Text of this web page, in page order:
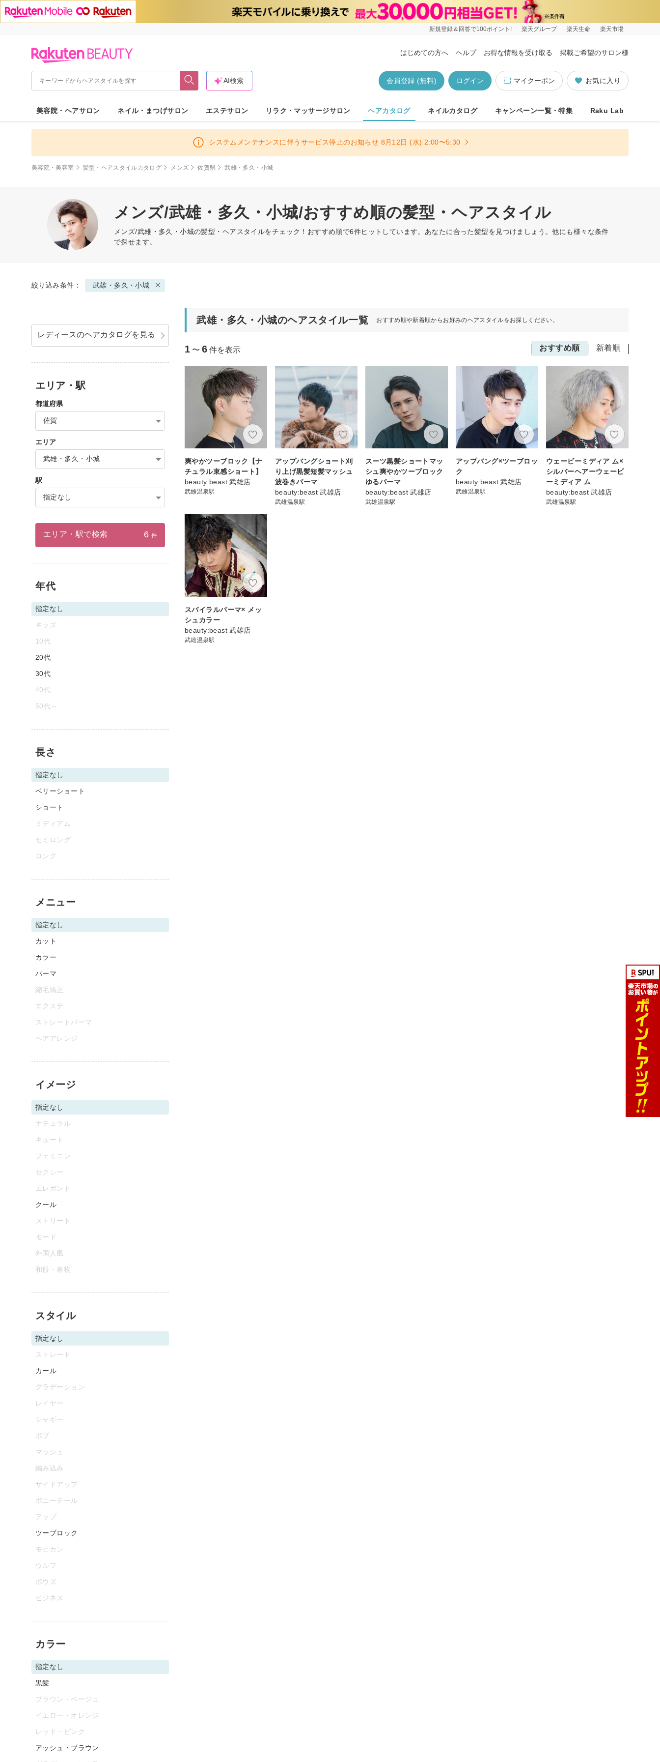
新規登録＆回答で100ポイント! 楽天グループ 楽天生命 楽天市場
はじめての方へ ヘルプ お得な情報を受け取る 掲載ご希望のサロン様
お気に入り
マイクーポン
ログイン
会員登録 (無料)
AI検索
美容院・ヘアサロン ネイル・まつげサロン エステサロン リラク・マッサージサロン ヘアカタログ ネイルカタログ キャンペーン一覧・特集 Raku Lab
システムメンテナンスに伴うサービス停止のお知らせ 8月12日 (水) 2:00〜5:30
美容院・美容室 髪型・ヘアスタイルカタログ メンズ 佐賀県 武雄・多久・小城
メンズ/武雄・多久・小城/おすすめ順の髪型・ヘアスタイル
メンズ/武雄・多久・小城の髪型・ヘアスタイルをチェック！おすすめ順で6件ヒットしています。あなたに合った髪型を見つけましょう。他にも様々な条件
で探せます。
絞り込み条件： 武雄・多久・小城
武雄・多久・小城のヘアスタイル一覧 おすすめ順や新着順からお好みのヘアスタイルをお探しください。
おすすめ順 新着順
1 〜 6 件を表示
爽やかツーブロック【ナ
チュラル束感ショート】
beauty:beast 武雄店
武雄温泉駅
アップバングショート刈
り上げ黒髪短髪マッシュ
波巻きパーマ
beauty:beast 武雄店
武雄温泉駅
スーツ黒髪ショートマッ
シュ爽やかツーブロック
ゆるパーマ
beauty:beast 武雄店
武雄温泉駅
アップバング×ツーブロッ
ク
beauty:beast 武雄店
武雄温泉駅
ウェービーミディア ム×
シルバーヘアーウェービ
ーミディア ム
beauty:beast 武雄店
武雄温泉駅
スパイラルパーマ× メッ
シュカラー
beauty:beast 武雄店
武雄温泉駅
レディースのヘアカタログを見る
エリア・駅
都道府県
佐賀
エリア
武雄・多久・小城
駅
指定なし
エリア・駅で検索 6 件
年代
指定なし
キッズ
10代
20代
30代
40代
50代～
長さ
指定なし
ベリーショート
ショート
ミディアム
セミロング
ロング
メニュー
指定なし
カット
カラー
パーマ
縮毛矯正
エクステ
ストレートパーマ
ヘアアレンジ
イメージ
指定なし
ナチュラル
キュート
フェミニン
セクシー
エレガント
クール
ストリート
モード
外国人風
和服・着物
スタイル
指定なし
ストレート
カール
グラデーション
レイヤー
シャギー
ボブ
マッシュ
編み込み
サイドアップ
ポニーテール
アップ
ツーブロック
モヒカン
ウルフ
ボウズ
ビジネス
カラー
指定なし
黒髪
ブラウン・ベージュ
イエロー・オレンジ
レッド・ピンク
アッシュ・ブラウン